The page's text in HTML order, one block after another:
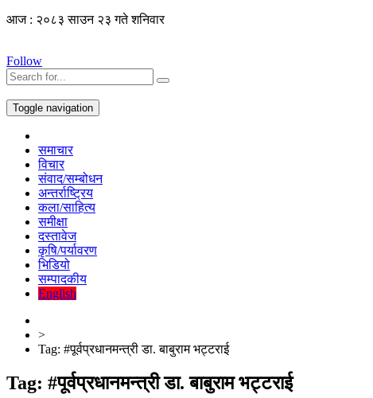
आज : २०८३ साउन २३ गते शनिवार
Follow
Toggle navigation
समाचार
विचार
संवाद/सम्बोधन
अन्तर्राष्ट्रिय
कला/साहित्य
समीक्षा
दस्तावेज
कृषि/पर्यावरण
भिडियो
सम्पादकीय
English
>
Tag: #पूर्वप्रधानमन्त्री डा. बाबुराम भट्टराई
Tag: #पूर्वप्रधानमन्त्री डा. बाबुराम भट्टराई